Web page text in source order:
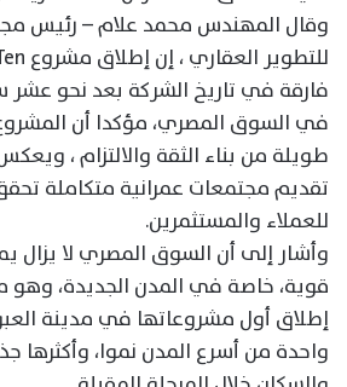
وقال المهندس محمد علام – رئيس
فارقة في تاريخ الشركة بعد نحو
في السوق المصري، مؤكدا أن المشروع
طويلة من بناء الثقة والالتزام ،
تقديم مجتمعات عمرانية متكاملة
للعملاء والمستثمرين.
وأشار إلى أن السوق المصري لا يزال
قوية، خاصة في المدن الجديدة،
إطلاق أول مشروعاتها في مدينة
واحدة من أسرع المدن نموا، وأكثرها